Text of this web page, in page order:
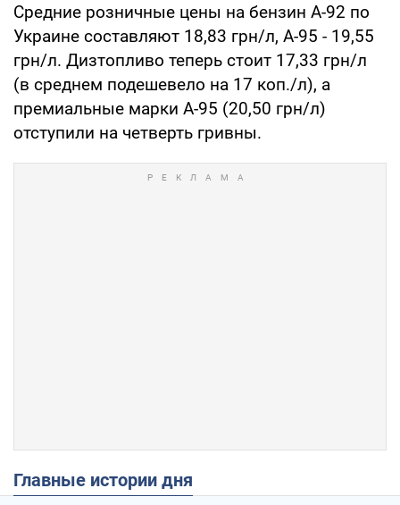
Средние розничные цены на бензин А-92 по
Украине составляют 18,83 грн/л, А-95 - 19,55
грн/л. Дизтопливо теперь стоит 17,33 грн/л
(в среднем подешевело на 17 коп./л), а
премиальные марки А-95 (20,50 грн/л)
отступили на четверть гривны.
Главные истории дня